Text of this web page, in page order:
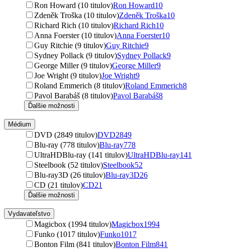
Ron Howard (10 titulov)Ron Howard10
Zdeněk Troška (10 titulov)Zdeněk Troška10
Richard Rich (10 titulov)Richard Rich10
Anna Foerster (10 titulov)Anna Foerster10
Guy Ritchie (9 titulov)Guy Ritchie9
Sydney Pollack (9 titulov)Sydney Pollack9
George Miller (9 titulov)George Miller9
Joe Wright (9 titulov)Joe Wright9
Roland Emmerich (8 titulov)Roland Emmerich8
Pavol Barabáš (8 titulov)Pavol Barabáš8
Ďalšie možnosti
Médium
DVD (2849 titulov)DVD2849
Blu-ray (778 titulov)Blu-ray778
UltraHDBlu-ray (141 titulov)UltraHDBlu-ray141
Steelbook (52 titulov)Steelbook52
Blu-ray3D (26 titulov)Blu-ray3D26
CD (21 titulov)CD21
Ďalšie možnosti
Vydavateľstvo
Magicbox (1994 titulov)Magicbox1994
Funko (1017 titulov)Funko1017
Bonton Film (841 titulov)Bonton Film841